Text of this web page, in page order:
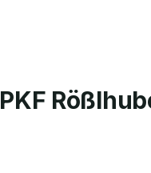
PKF